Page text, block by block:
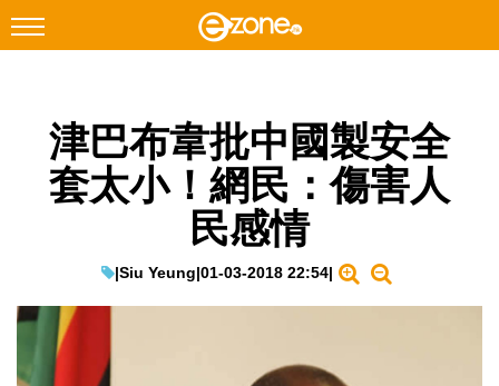
Facebook Instagram
科技焦點
教學評測
EduTech
津巴布韋批中國製安全
套太小！網民：傷害人
民感情
|Siu Yeung|01-03-2018 22:54|